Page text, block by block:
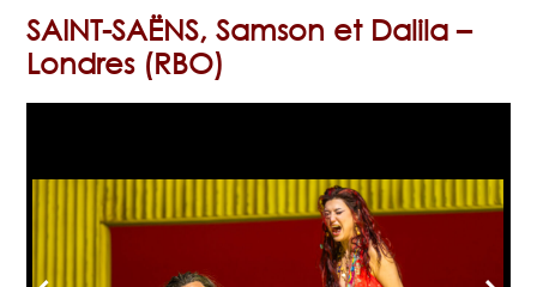
SAINT-SAËNS, Samson et Dalila –
Londres (RBO)